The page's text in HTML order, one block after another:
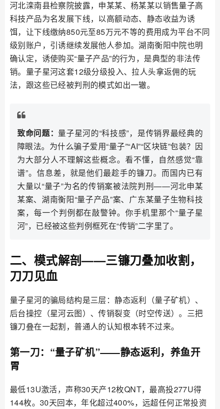
河北滦南县检察院披露，申某某、杨某某以销售量子高
科技产品为名发展下线，以高额动态、静态收益为诱
饵，让下线缴纳850元至85万元不等的费用成为平台不同
级别账户，引诱继续发展他人参加。湖南衡阳中院也明
确认定，诱使购买“量子产品”的行为，是典型的非法传
销。量子星河这套12级分级投入、拉人头拿返佣的玩
法，跟这些已经被判刑的模式如出一辙。
致命问题： 量子星河的“科技感”，是传销界最经典的
障眼法。为什么骗子爱用“量子”“AI”“区块链”包装？因
为大部分人不理解这些概念。看不懂，自然感觉“靠
谱”。信息差，就是他们最趁手的镰刀。而国内已有
大量以“量子”为名的传销案被法院判刑——河北申某
某案、湖南衡阳“量子产品”案、广东某量子生物科技
案，每一个判例都在敲警钟。你手机里那个“量子星
河”，已经被这些判例框死在“传销”二字里了。
二、模式解剖——三镰刀叠加收割，
刀刀见血
量子星河的骗局结构是三层：静态返利（量子矿机）、
后台操控（星河云图）、传销裂变（时空传送）。三把
镰刀叠在一起割，普通人的认知根本转不过来。
第一刀：“量子矿机”——静态返利，养鱼开
胃
最低13U激活，声称30天产12枚QNT，最高投277U得
144枚。30天回本，年化超过400%，远超任何正常投资